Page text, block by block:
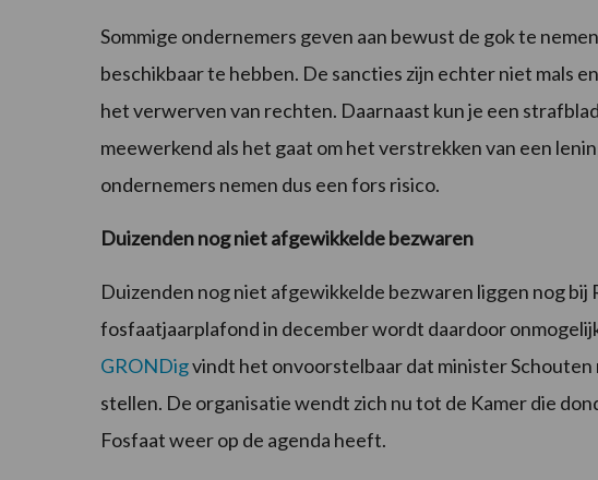
Sommige ondernemers geven aan bewust de gok te
beschikbaar te hebben. De sancties zijn echter niet mals
het verwerven van rechten. Daarnaast kun je een
meewerkend als het gaat om het verstrekken van een
ondernemers nemen dus een fors risico.
Duizenden nog niet afgewikkelde bezwaren
Duizenden nog niet afgewikkelde bezwaren liggen nog bij
fosfaatjaarplafond in december wordt daardoor
GRONDigvindt het onvoorstelbaar dat minister
stellen. De organisatie wendt zich nu tot de Kamer die
Fosfaat weer op de agenda heeft.